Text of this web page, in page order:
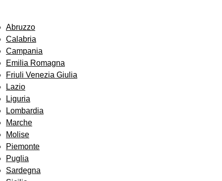
Abruzzo
Calabria
Campania
Emilia Romagna
Friuli Venezia Giulia
Lazio
Liguria
Lombardia
Marche
Molise
Piemonte
Puglia
Sardegna